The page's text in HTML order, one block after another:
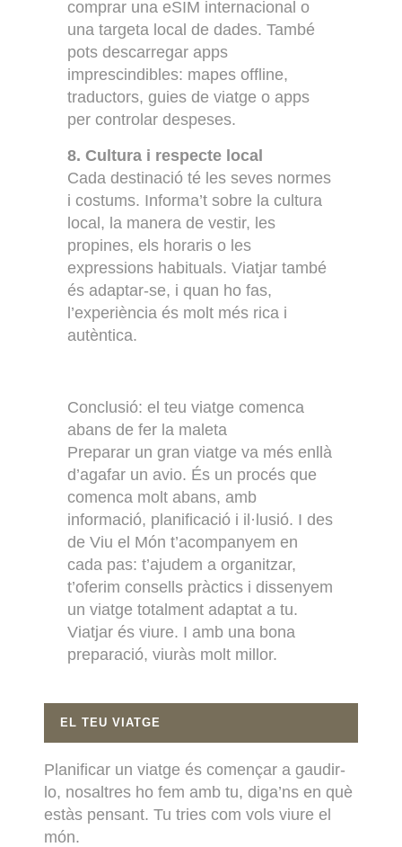
comprar una eSIM internacional o
una targeta local de dades. També
pots descarregar apps
imprescindibles: mapes offline,
traductors, guies de viatge o apps
per controlar despeses.
8. Cultura i respecte local
Cada destinació té les seves normes
i costums. Informa’t sobre la cultura
local, la manera de vestir, les
propines, els horaris o les
expressions habituals. Viatjar també
és adaptar-se, i quan ho fas,
l’experiència és molt més rica i
autèntica.
Conclusió: el teu viatge comenca
abans de fer la maleta
Preparar un gran viatge va més enllà
d’agafar un avio. És un procés que
comenca molt abans, amb
informació, planificació i il·lusió. I des
de Viu el Món t’acompanyem en
cada pas: t’ajudem a organitzar,
t’oferim consells pràctics i dissenyem
un viatge totalment adaptat a tu.
Viatjar és viure. I amb una bona
preparació, viuràs molt millor.
EL TEU VIATGE
Planificar un viatge és començar a gaudir-
lo, nosaltres ho fem amb tu, diga’ns en què
estàs pensant. Tu tries com vols viure el
món.